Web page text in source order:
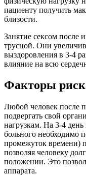
пациенту получить
близости.
Занятие сексом после
трусцой. Они
выздоровления в 3-4
влияние на всю
Факторы
Любой человек после
подвергать свой
нагрузкам. На 3-4
больного необходимо
промежуток времени)
позволяя человеку
положении. Это
аппарата.